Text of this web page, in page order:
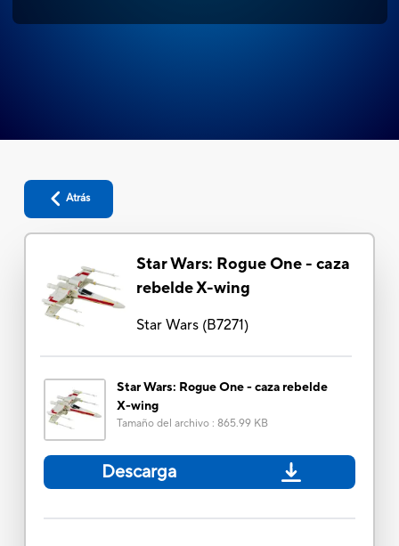
Atrás
Star Wars: Rogue One - caza
rebelde X-wing
Star Wars(B7271)
Star Wars: Rogue One - caza rebelde
X-wing
Tamaño del archivo: 865.99 KB
Descarga